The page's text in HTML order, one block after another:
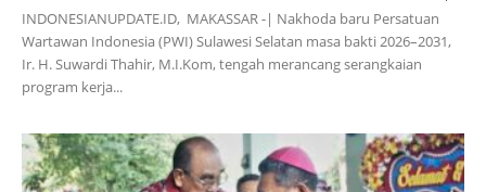
INDONESIANUPDATE.ID, MAKASSAR -| Nakhoda baru Persatuan
Wartawan Indonesia (PWI) Sulawesi Selatan masa bakti 2026–2031,
Ir. H. Suwardi Thahir, M.I.Kom, tengah merancang serangkaian
program kerja...